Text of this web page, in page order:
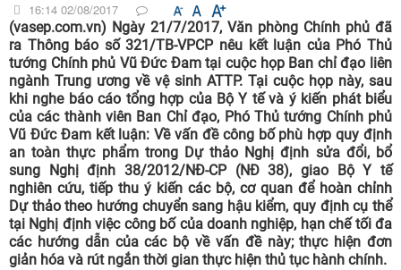
16:14 02/08/2017
(vasep.com.vn) Ngày 21/7/2017, Văn phòng Chính phủ đã
ra Thông báo số 321/TB-VPCP nêu kết luận của Phó Thủ
tướng Chính phủ Vũ Đức Đam tại cuộc họp Ban chỉ đạo liên
ngành Trung ương về vệ sinh ATTP. Tại cuộc họp này, sau
khi nghe báo cáo tổng hợp của Bộ Y tế và ý kiến phát biểu
của các thành viên Ban Chỉ đạo, Phó Thủ tướng Chính phủ
Vũ Đức Đam kết luận: Về vấn đề công bố phù hợp quy định
an toàn thực phẩm trong Dự thảo Nghị định sửa đổi, bổ
sung Nghị định 38/2012/NĐ-CP (NĐ 38), giao Bộ Y tế
nghiên cứu, tiếp thu ý kiến các bộ, cơ quan để hoàn chỉnh
Dự thảo theo hướng chuyển sang hậu kiểm, quy định cụ thể
tại Nghị định việc công bố của doanh nghiệp, hạn chế tối đa
các hướng dẫn của các bộ về vấn đề này; thực hiện đơn
giản hóa và rút ngắn thời gian thực hiện thủ tục hành chính.